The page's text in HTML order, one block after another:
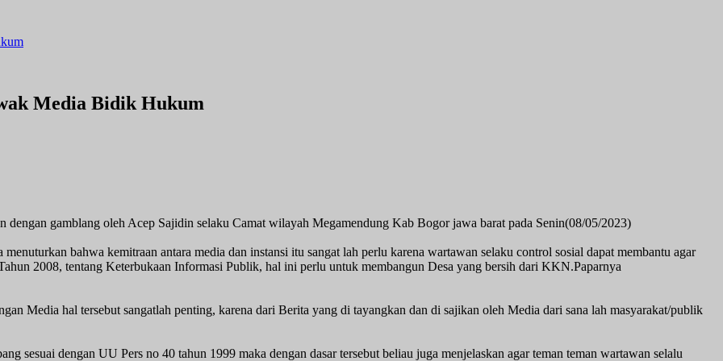
Media Bidik Hukum
gamblang oleh Acep Sajidin selaku Camat wilayah Megamendung Kab Bogor jawa barat pada Senin(08/05/2023)
bahwa kemitraan antara media dan instansi itu sangat lah perlu karena wartawan selaku control sosial dapat membantu agar
2008, tentang Keterbukaan Informasi Publik, hal ini perlu untuk membangun Desa yang bersih dari KKN.Paparnya
Media hal tersebut sangatlah penting, karena dari Berita yang di tayangkan dan di sajikan oleh Media dari sana lah masyarakat/publik
sesuai dengan UU Pers no 40 tahun 1999 maka dengan dasar tersebut beliau juga menjelaskan agar teman teman wartawan selalu